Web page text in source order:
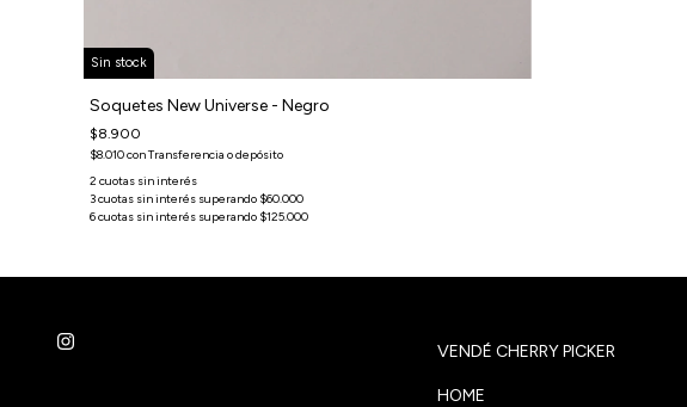
Sin stock
Soquetes New Universe - Negro
$8.900
$8.010conTransferencia o depósito
VENDÉ CHERRY PICKER
HOME